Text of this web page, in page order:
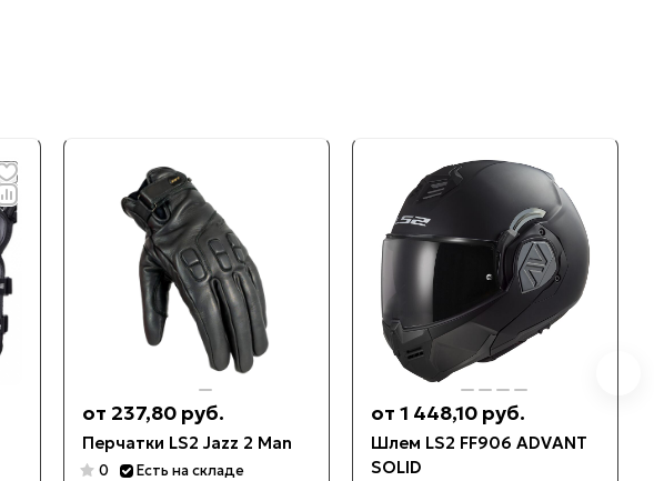
от 237,80 руб.
Перчатки LS2 Jazz 2 Man
0 Есть на складе
от 1 448,10 руб.
Шлем LS2 FF906 ADVANT
SOLID